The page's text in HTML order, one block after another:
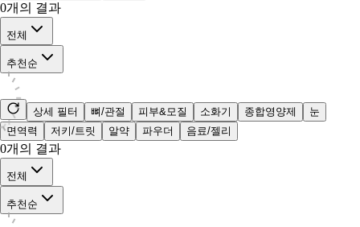
0개의 결과
전체
추천순
상세 필터 뼈/관절 피부&모질 소화기 종합영양제
눈
면역력
저키/트릿 알약 파우더 음료/젤리
0개의 결과
전체
추천순